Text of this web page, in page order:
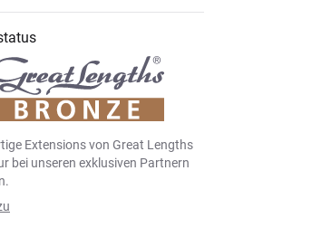
Extensions von Great Lengths
bei unseren exklusiven Partnern